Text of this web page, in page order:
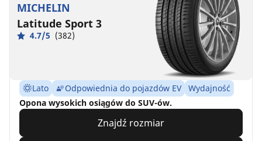
MICHELIN
Latitude Sport 3
4.7/5 (382)
Lato Odpowiednia do pojazdów EV
Wydajność
Opona wysokich osiągów do SUV-ów.
Znajdź rozmiar